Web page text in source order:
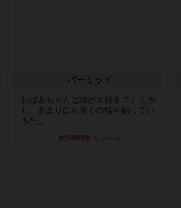
パーミッド
おばあちゃんは猫が大好きです!しか
し、あまりにも多くの猫を飼ってい
るた...
約15時間前